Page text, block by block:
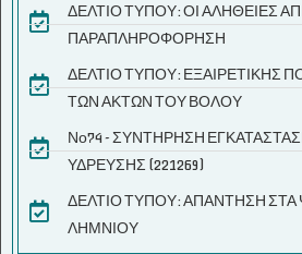
ΔΕΛΤΙΟ ΤΥΠΟΥ: ΟΙ ΑΛΗΘΕΙΕΣ
ΠΑΡΑΠΛΗΡΟΦΟΡΗΣΗ
ΔΕΛΤΙΟ ΤΥΠΟΥ: ΕΞΑΙΡΕΤΙΚΗΣ
ΤΩΝ ΑΚΤΩΝ ΤΟΥ ΒΟΛΟΥ
Νο74 - ΣΥΝΤΗΡΗΣΗ
ΥΔΡΕΥΣΗΣ (221269)
ΔΕΛΤΙΟ ΤΥΠΟΥ: ΑΠΑΝΤΗΣΗ
ΛΗΜΝΙΟΥ